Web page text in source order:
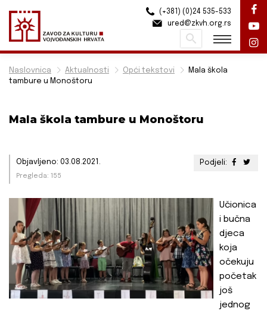
Naslovnica Aktualnosti Opći tekstovi
Mala škola
tambure u Monoštoru
Mala škola tambure u Monoštoru
Podjeli:
Objavljeno: 03.08.2021.
Pregleda: 155
Učionica
i bučna
djeca
koja
očekuju
početak
još
jednog
(+381) (0)24 535-533
ured@zkvh.org.rs
Pretraži